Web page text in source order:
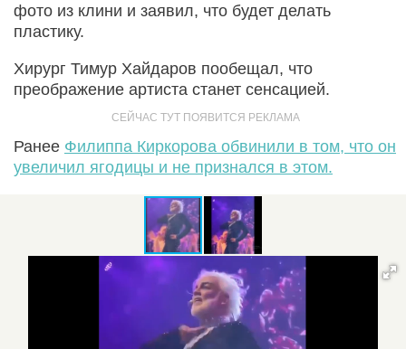
фото из клини и заявил, что будет делать
пластику.
Хирург Тимур Хайдаров пообещал, что
преображение артиста станет сенсацией.
Ранее Филиппа Киркорова обвинили в том, что он
увеличил ягодицы и не признался в этом.